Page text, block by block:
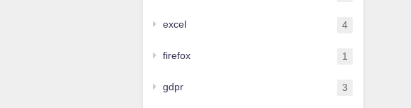
excel 4
firefox 1
gdpr 3